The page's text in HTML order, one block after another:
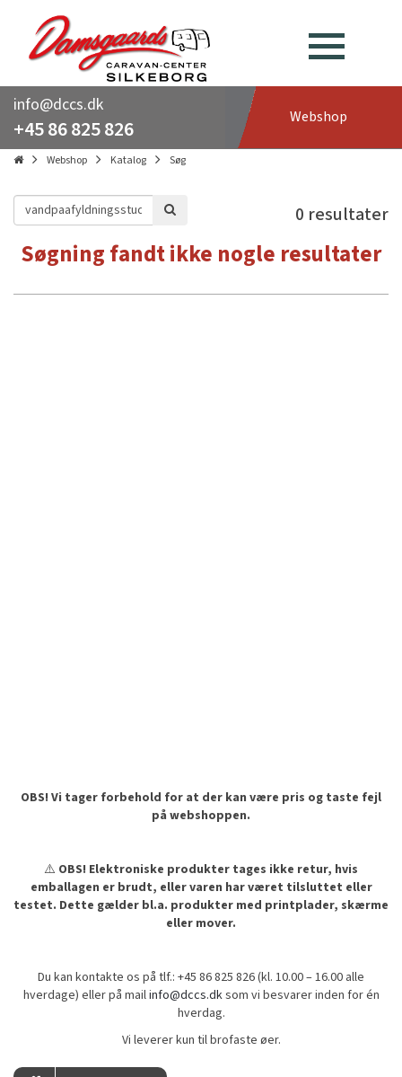
info@dccs.dk
+45 86 825 826 Webshop
Webshop Katalog Søg
0 resultater
Søgning fandt ikke nogle resultater
OBS! Vi tager forbehold for at der kan være pris og taste fejl
på webshoppen.
⚠️ OBS! Elektroniske produkter tages ikke retur, hvis
emballagen er brudt, eller varen har været tilsluttet eller
testet. Dette gælder bl.a. produkter med printplader, skærme
eller mover.
Du kan kontakte os på tlf.: +45 86 825 826 (kl. 10.00 – 16.00 alle
hverdage) eller på mailinfo@dccs.dksom vi besvarer inden for én
hverdag.
Vi leverer kun til brofaste øer.